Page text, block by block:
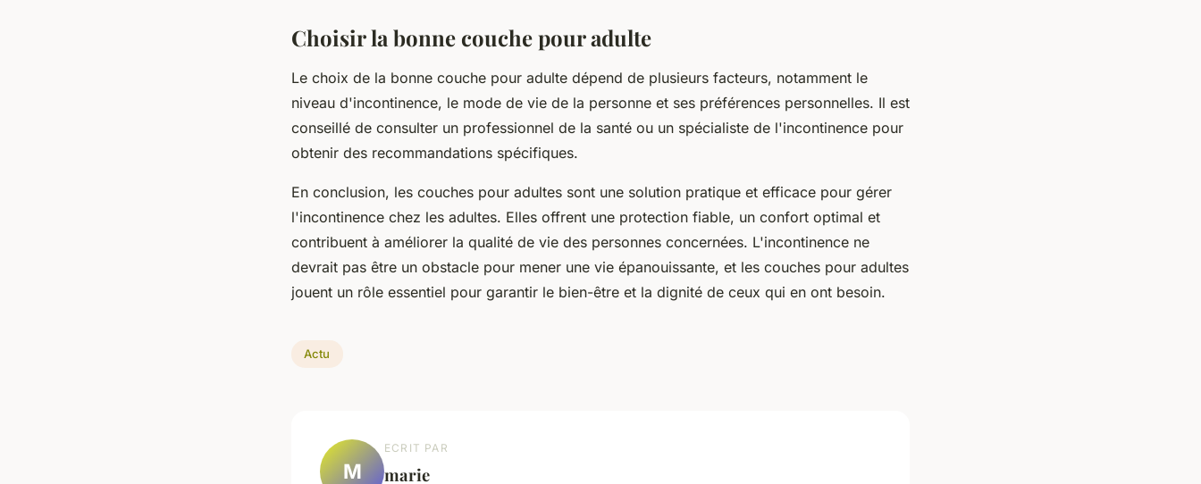
Choisir la bonne couche pour adulte
Le choix de la bonne couche pour adulte dépend de plusieurs facteurs, notamment le
niveau d'incontinence, le mode de vie de la personne et ses préférences personnelles. Il est
conseillé de consulter un professionnel de la santé ou un spécialiste de l'incontinence pour
obtenir des recommandations spécifiques.
En conclusion, les couches pour adultes sont une solution pratique et efficace pour gérer
l'incontinence chez les adultes. Elles offrent une protection fiable, un confort optimal et
contribuent à améliorer la qualité de vie des personnes concernées. L'incontinence ne
devrait pas être un obstacle pour mener une vie épanouissante, et les couches pour adultes
jouent un rôle essentiel pour garantir le bien-être et la dignité de ceux qui en ont besoin.
Actu
M
ECRIT PAR
marie